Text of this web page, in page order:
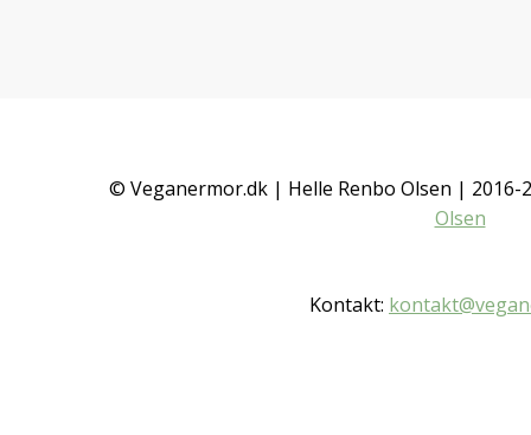
© Veganermor.dk | Helle Renbo Olsen |
Olsen
Kontakt: